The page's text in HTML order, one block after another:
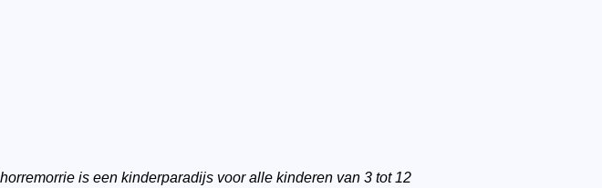
is een kinderparadijs voor alle kinderen van 3 tot 12